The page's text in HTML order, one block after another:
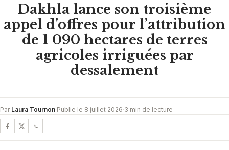
Dakhla lance son troisième
appel d’offres pour l’attribution
de 1 090 hectares de terres
agricoles irriguées par
dessalement
Par Laura Tournon·Publie le 8 juillet 2026·3 min de lecture